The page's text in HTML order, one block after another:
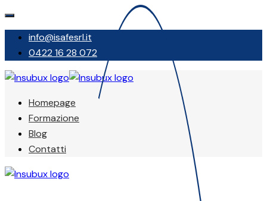
info@isafesrl.it
0422 16 28 072
Homepage
Formazione
Blog
Contatti